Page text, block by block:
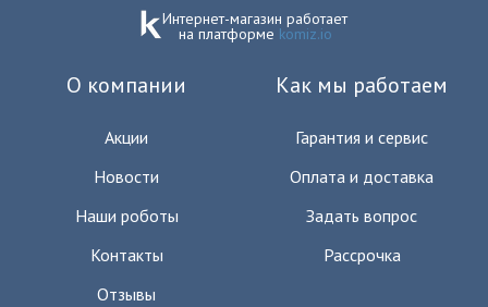
Интернет-магазин работает
на платформе komiz.io
О компании
Акции
Новости
Наши роботы
Контакты
Отзывы
Как мы работаем
Гарантия и сервис
Оплата и доставка
Задать вопрос
Рассрочка